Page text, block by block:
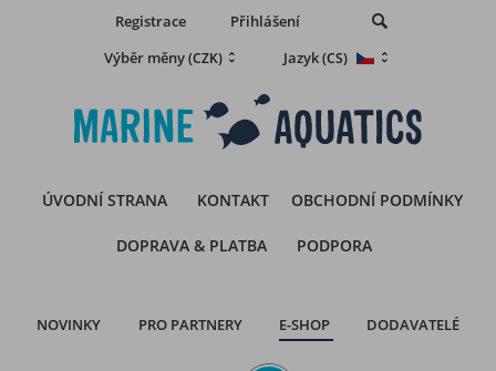
Registrace
Přihlášení
Výběr měny(CZK) Jazyk(CS)
ÚVODNÍ STRANA KONTAKT OBCHODNÍ PODMÍNKY
DOPRAVA & PLATBA PODPORA
NOVINKY PRO PARTNERY E-SHOP DODAVATELÉ